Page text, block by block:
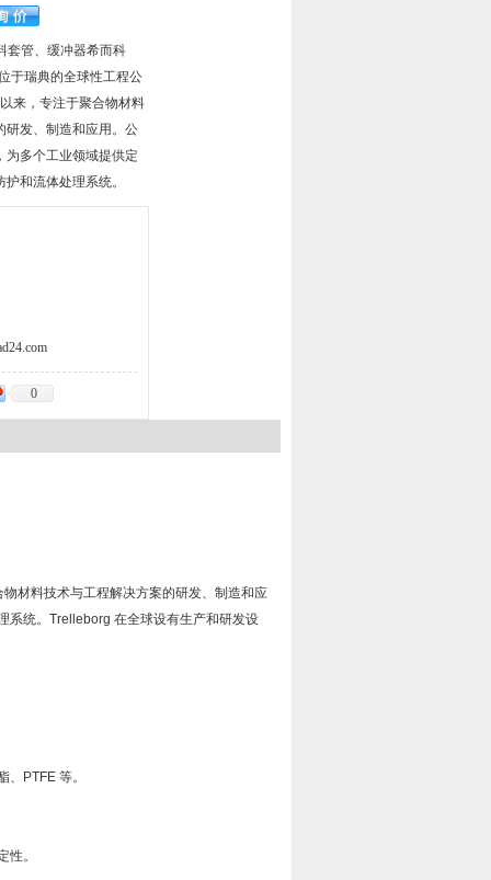
套管、缓冲器希而科
于瑞典的全球性工程公
来，专注于聚合物材料
研发、制造和应用。公
为多个工业领域提供定
和流体处理系统。
0
材料技术与工程解决方案的研发、制造和应
统。 Trelleborg 在全球设有生产和研发设
、 PTFE 等。
。